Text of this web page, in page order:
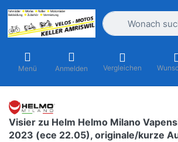
Geben Sie einen
Menü Anmelden Vergleichen
Visier zu Helm Helmo Milano
2023 (ece 22.05), originale/kurze